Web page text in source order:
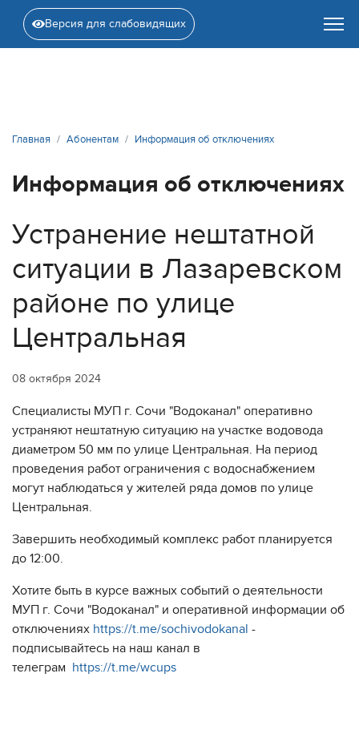
Версия для слабовидящих
Главная Абонентам Информация об отключениях
Информация об отключениях
Устранение нештатной
ситуации в Лазаревском
районе по улице
Центральная
08 октября 2024
Специалисты МУП г. Сочи "Водоканал" оперативно
устраняют нештатную ситуацию на участке водовода
диаметром 50 мм по улице Центральная. На период
проведения работ ограничения с водоснабжением
могут наблюдаться у жителей ряда домов по улице
Центральная.
Завершить необходимый комплекс работ планируется
до 12:00.
Хотите быть в курсе важных событий о деятельности
МУП г. Сочи "Водоканал" и оперативной информации об
отключениях https://t.me/sochivodokanal -
подписывайтесь на наш канал в
телеграм https://t.me/wcups